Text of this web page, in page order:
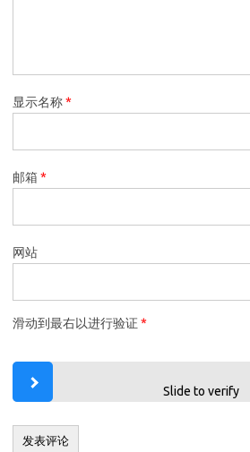
显示名称*
邮箱*
网站
滑动到最右以进行验证 *
Slide to verify